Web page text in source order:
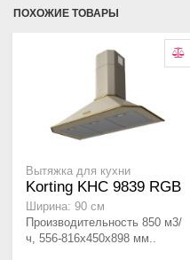
ПОХОЖИЕ ТОВАРЫ
Вытяжка для кухни
Korting KHC 9839 RGB
Ширина: 90 см
Производительность 850 м3/
ч, 556-816x450x898 мм..